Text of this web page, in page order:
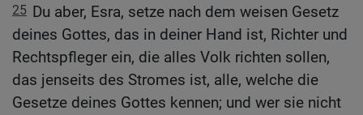
25 Du aber, Esra, setze nach dem weisen Gesetz
deines Gottes, das in deiner Hand ist, Richter und
Rechtspfleger ein, die alles Volk richten sollen,
das jenseits des Stromes ist, alle, welche die
Gesetze deines Gottes kennen; und wer sie nicht